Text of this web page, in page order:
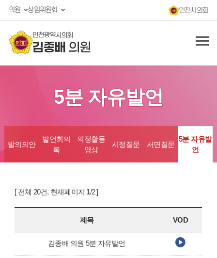
의원 상임위원회 인천시의회
인천광역시의회
김종배 의원
5분 자유발언
발의의안
발언회의
록
의정활동
영상
시정질문 서면질문
5분 자유발
언
[ 전체 20건, 현재페이지 1/2 ]
제목 VOD
김종배 의원 5분 자유발언